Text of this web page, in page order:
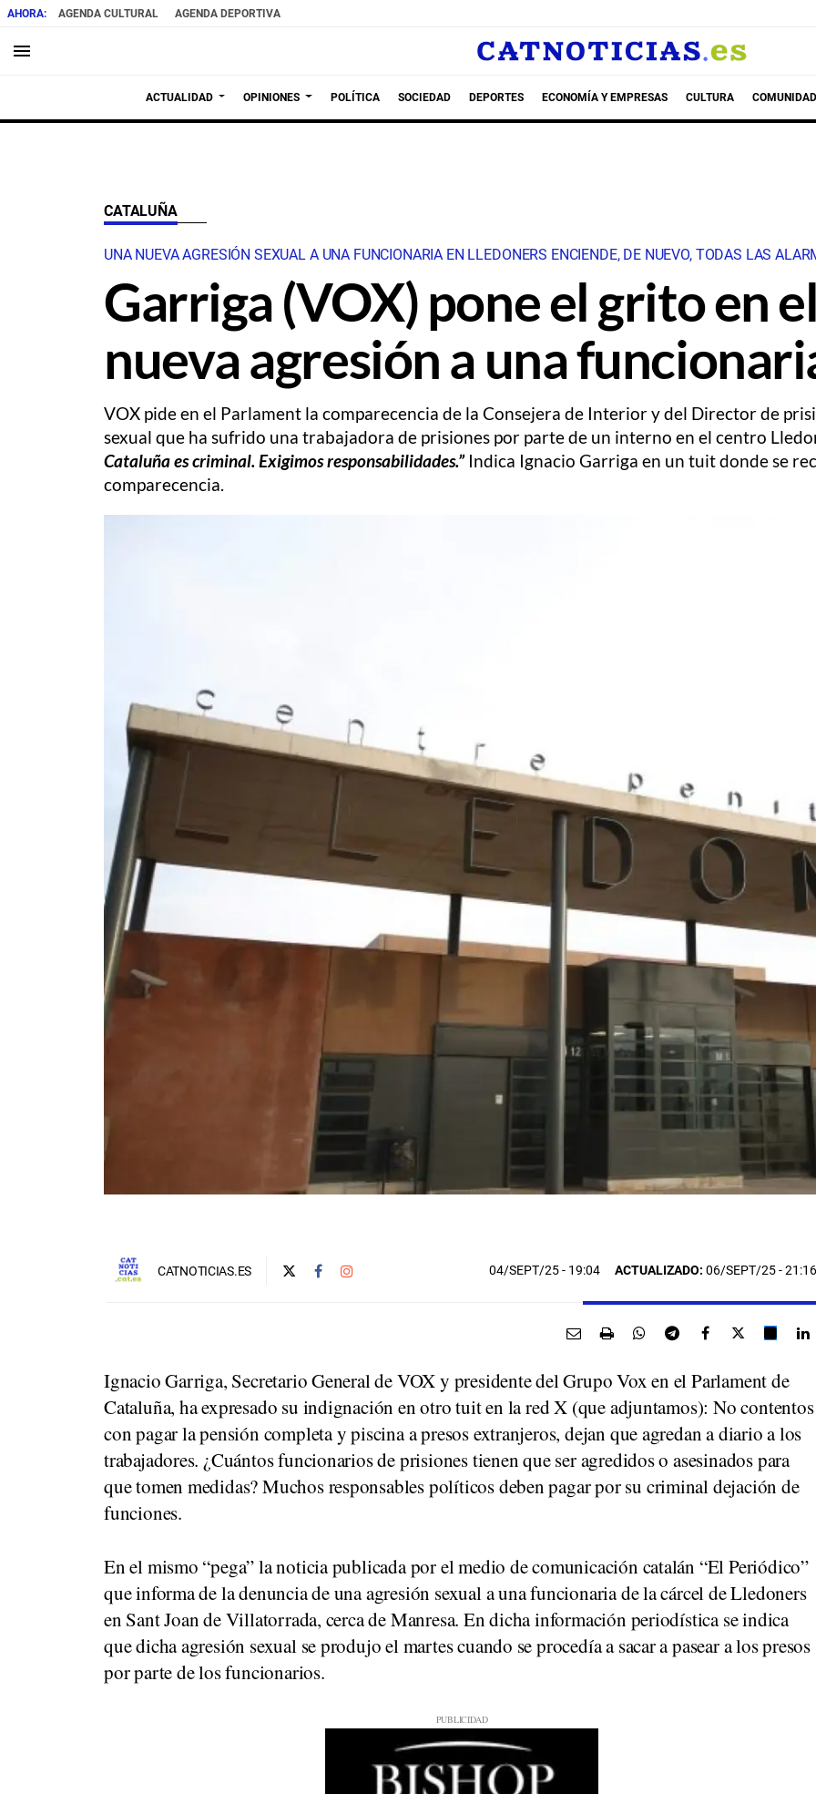
AGENDA CULTURAL AGENDA DEPORTIVA
menu
ACTUALIDAD OPINIONES POLÍTICA SOCIEDAD DEPORTES ECONOMÍA Y EMPRESAS CULTURA
CATALUÑA
UNA NUEVA AGRESIÓN SEXUAL A UNA FUNCIONARIA EN LLEDONERS ENCIENDE, DE NUEVO, TODAS LAS
Garriga (VOX) pone el grito en
nueva agresión a una
VOX pide en el Parlament la comparecencia de la Consejera de Interior y del Director de
sexual que ha sufrido una trabajadora de prisiones por parte de un interno en el centro
Cataluña es criminal. Exigimos responsabilidades.”Indica Ignacio Garriga en un tuit donde se
comparecencia.
CATNOTICIAS.ES 04/SEPT/25- 19:04 ACTUALIZADO: 06/SEPT/25 - 21:16
Ignacio Garriga, Secretario General de VOX y presidente del Grupo Vox en el Parlament de
Cataluña, ha expresado su indignación en otro tuit en la red X (que adjuntamos): No contentos
con pagar la pensión completa y piscina a presos extranjeros, dejan que agredan a diario a los
trabajadores. ¿Cuántos funcionarios de prisiones tienen que ser agredidos o asesinados para
que tomen medidas? Muchos responsables políticos deben pagar por su criminal dejación de
funciones.
En el mismo “pega” la noticia publicada por el medio de comunicación catalán “El Periódico”
que informa de la denuncia de una agresión sexual a una funcionaria de la cárcel de Lledoners
en Sant Joan de Villatorrada, cerca de Manresa. En dicha información periodística se indica
que dicha agresión sexual se produjo el martes cuando se procedía a sacar a pasear a los presos
por parte de los funcionarios.